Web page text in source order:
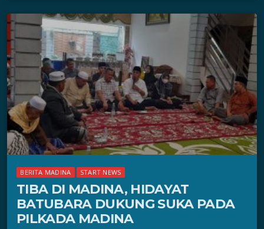
BERITA MADINA START NEWS
TIBA DI MADINA, HIDAYAT
BATUBARA DUKUNG SUKA PADA
PILKADA MADINA